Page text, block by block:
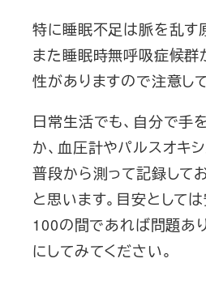
特に睡眠不足は脈を乱す
また睡眠時無呼吸症候群
性がありますので注意し
日常生活でも、自分で手
か、血圧計やパルスオキ
普段から測って記録して
と思います。目安として
100の間であれば問題あ
にしてみてください。